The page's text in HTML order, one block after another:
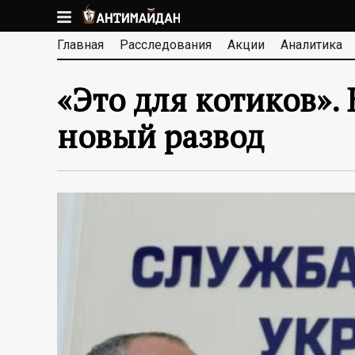
к
основномуА
Н
Т
И
М
Главная Расследования Акции Аналитика
«Это для
новый развод